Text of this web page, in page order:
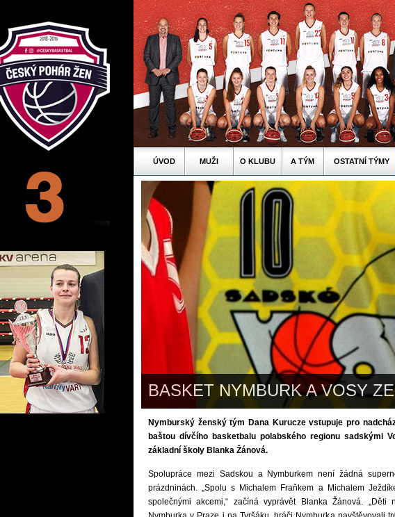
ÚVOD MUŽI O KLUBU A TÝM OSTATNÍ TÝMY
BASKET NYMBURK A VOSY
Nymburský ženský tým Dana Kurucze vstupuje pro
baštou dívčího basketbalu polabského regionu sadskými
základní školy Blanka Žánová.
Spolupráce mezi Sadskou a Nymburkem není žádná
prázdninách. „Spolu s Michalem Fraňkem a Michalem
společnými akcemi,“ začíná vyprávět Blanka Žánová.